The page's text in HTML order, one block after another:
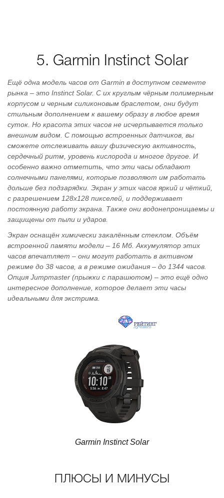
5. Garmin Instinct Solar
Ещё одна модель часов от Garmin в доступном сегменте
рынка – это Instinct Solar. С их круглым чёрным полимерным
корпусом и черным силиконовым браслетом, они будут
стильным дополнением к вашему образу в любое время
суток. Но красота этих часов не исчерпывается только
внешним видом. С помощью встроенных датчиков, вы
сможете отслеживать вашу физическую активность,
сердечный ритм, уровень кислорода и многое другое. И
особенно важно отметить, что эти часы обладают
солнечными панелями, которые позволяют им работать
дольше без подзарядки. Экран у этих часов яркий и чёткий,
с разрешением 128x128 пикселей, и поддерживает
постоянную работу экрана. Также они водонепроницаемы и
защищены от пыли и ударов.
Экран оснащён химически закалённым стеклом. Объём
встроенной памяти модели – 16 Мб. Аккумулятор этих
часов впечатляет – они могут работать в активном
режиме до 38 часов, а в режиме ожидания – до 1344 часов.
Опция Jumpmaster (прыжки с парашютом) – это ещё одно
интересное дополнение, которое делает эти часы
идеальными для экстрима.
Garmin Instinct Solar
ПЛЮСЫ И МИНУСЫ